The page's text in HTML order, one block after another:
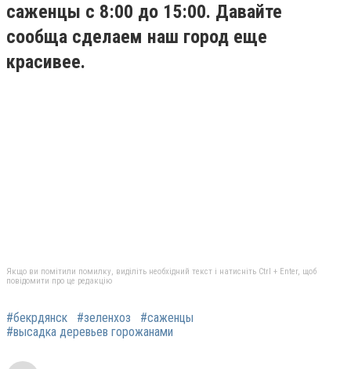
саженцы с 8:00 до 15:00. Давайте
сообща сделаем наш город еще
красивее.
Якщо ви помітили помилку, виділіть необхідний текст і натисніть Ctrl + Enter, щоб
повідомити про це редакцію
#бекрдянск #зеленхоз
#саженцы
#высадка деревьев горожанами